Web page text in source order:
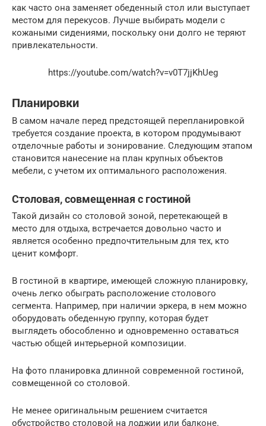
как часто она заменяет обеденный стол или выступает
местом для перекусов. Лучше выбирать модели с
кожаными сидениями, поскольку они долго не теряют
привлекательности.
https://youtube.com/watch?v=v0T7jjKhUeg
Планировки
В самом начале перед предстоящей перепланировкой
требуется создание проекта, в котором продумывают
отделочные работы и зонирование. Следующим этапом
становится нанесение на план крупных объектов
мебели, с учетом их оптимального расположения.
Столовая, совмещенная с гостиной
Такой дизайн со столовой зоной, перетекающей в
место для отдыха, встречается довольно часто и
является особенно предпочтительным для тех, кто
ценит комфорт.
В гостиной в квартире, имеющей сложную планировку,
очень легко обыграть расположение столового
сегмента. Например, при наличии эркера, в нем можно
оборудовать обеденную группу, которая будет
выглядеть обособленно и одновременно оставаться
частью общей интерьерной композиции.
На фото планировка длинной современной гостиной,
совмещенной со столовой.
Не менее оригинальным решением считается
обустройство столовой на лоджии или балконе.